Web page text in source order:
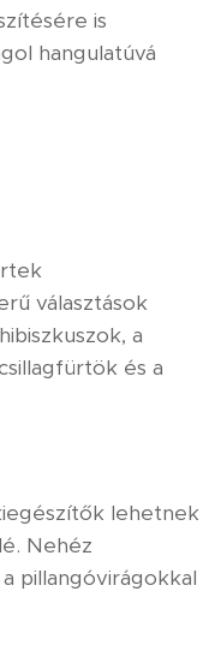
is
hangulatúvá
választások
a
és a
lehetnek
Nehéz
pillangóvirágokkal